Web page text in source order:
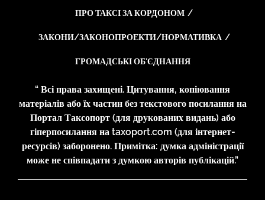
ПРО ТАКСІ ЗА КОРДОНОМ
ЗАКОНИ/ЗАКОНОПРОЕКТИ/НОРМАТИВКА
ГРОМАДСЬКІ ОБ’ЄДНАННЯ
“ Всі права захищені. Цитування, копіювання
матеріалів або їх частин без текстового посилання на
Портал Таксопорт (для друкованих видань) або
гіперпосилання на taxoport.com (для інтернет-
ресурсів) заборонено. Примітка: думка адміністрації
може не співпадати з думкою авторів публікацій.”